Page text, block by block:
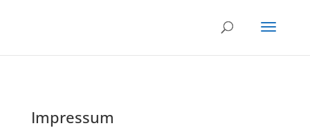
Impressum